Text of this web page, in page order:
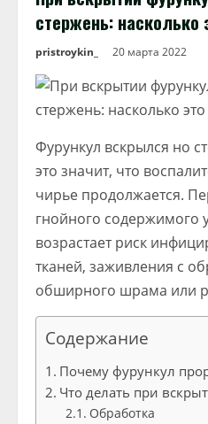
стержень: насколько
pristroykin_ 20 марта 2022
Фурункул вскрылся но
это значит, что
чирье продолжается.
гнойного содержимого
возрастает риск
тканей, заживления с
обширного шрама или
Содержание
Почему фурункул
Что делать при
Обработка